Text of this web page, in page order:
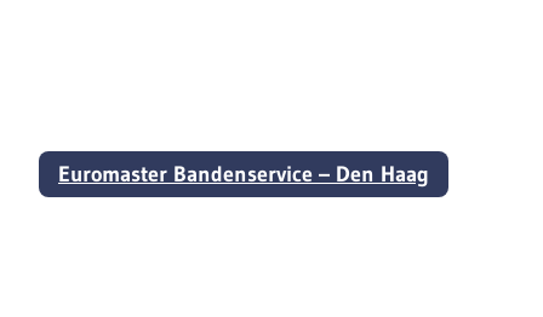
Euromaster Bandenservice – Den Haag